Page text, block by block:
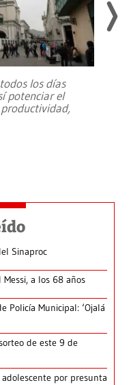
los días
potenciar el
Sinaproc
a los 68 años
Policía Municipal: ‘Ojalá
de este 9 de
por presunta